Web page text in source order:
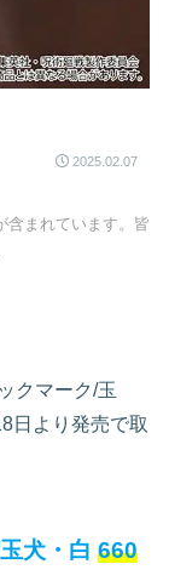
2025.02.07
含まれています。皆
クマーク/玉
日より発売で取
犬・白 660